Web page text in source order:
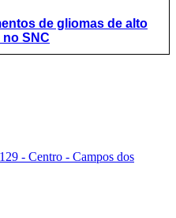
de gliomas de alto
SNC
- Centro - Campos dos